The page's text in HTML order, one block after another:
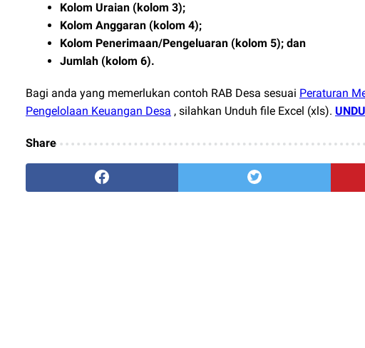
Kolom Uraian (kolom 3);
Kolom Anggaran (kolom 4);
Kolom Penerimaan/Pengeluaran (kolom 5); dan
Jumlah (kolom 6).
Bagi anda yang memerlukan contoh RAB Desa sesuai Peraturan
Pengelolaan Keuangan Desa , silahkan Unduh file Excel (xls).
Share